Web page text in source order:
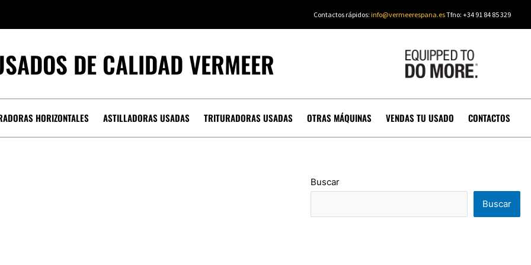
Contactos rápidos: info@vermeerespana.esTfno: +34 91 84 85 329
DE CALIDAD VERMEER
HORIZONTALES ASTILLADORAS USADAS TRITURADORAS USADAS OTRAS MÁQUINAS VENDAS TU USADO CONTACTOS
Buscar
Buscar